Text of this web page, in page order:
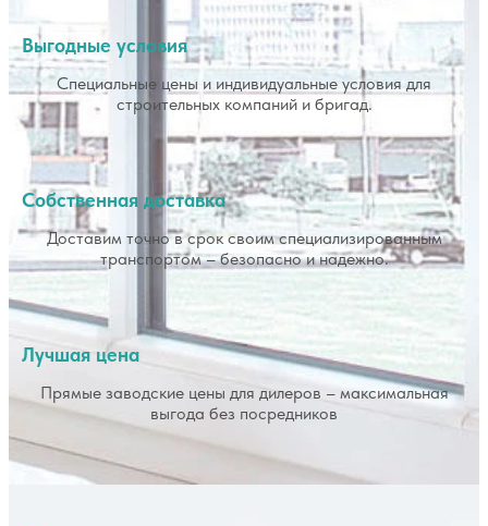
Выгодные условия
Специальные цены и индивидуальные условия для
строительных компаний и бригад.
Собственная доставка
Доставим точно в срок своим специализированным
транспортом – безопасно и надежно.
Лучшая цена
Прямые заводские цены для дилеров – максимальная
выгода без посредников